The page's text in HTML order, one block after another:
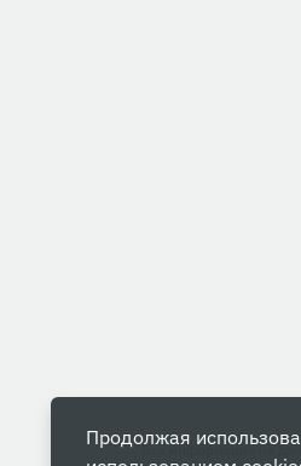
Вся информация на
Продолжая